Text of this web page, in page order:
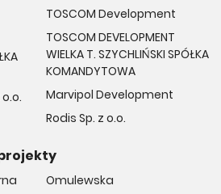
TOSCOM Development
TOSCOM DEVELOPMENT
WIELKA T. SZYCHLIŃSKI SPÓŁKA
KOMANDYTOWA
Marvipol Development
Rodis Sp. z o.o.
Omulewska